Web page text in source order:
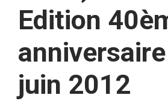
Edition
juin 2012